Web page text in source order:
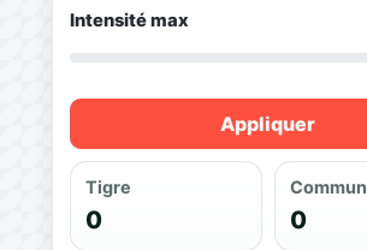
Intensité max
Appliquer
Tigre
0
Commun
0